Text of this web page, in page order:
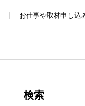
お仕事や取材申し込
検索